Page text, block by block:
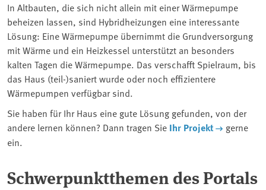
In Altbauten, die sich nicht allein mit einer Wärmepumpe
beheizen lassen, sind Hybridheizungen eine interessante
Lösung: Eine Wärmepumpe übernimmt die Grundversorgung
mit Wärme und ein Heizkessel unterstützt an besonders
kalten Tagen die Wärmepumpe. Das verschafft Spielraum, bis
das Haus (teil-)saniert wurde oder noch effizientere
Wärmepumpen verfügbar sind.
Sie haben für Ihr Haus eine gute Lösung gefunden, von der
andere lernen können? Dann tragen Sie Ihr Projekt
gerne
ein.
Schwerpunktthemen des Portals